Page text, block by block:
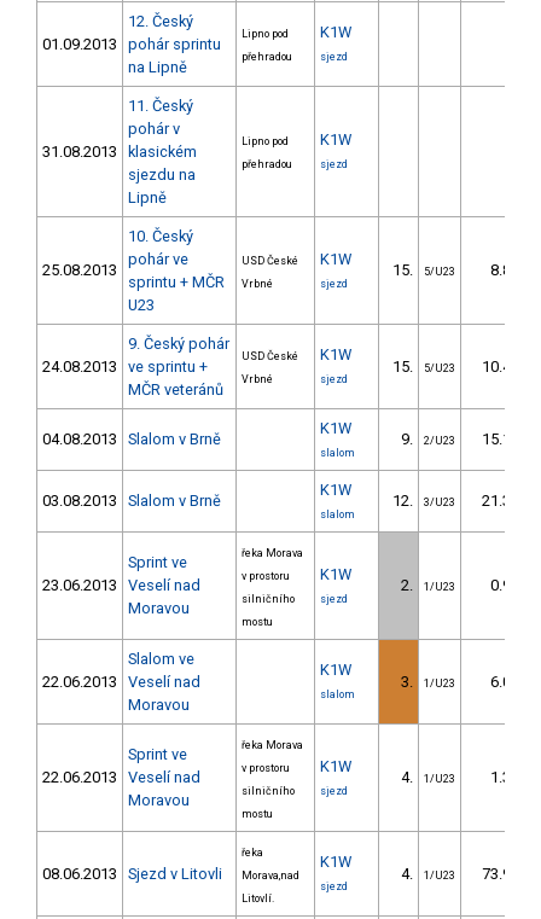
01.09.2013
12. Český
pohár sprintu
na Lipně
Lipno pod
přehradou
K1W
sjezd
31.08.2013
11. Český
pohár v
klasickém
sjezdu na
Lipně
Lipno pod
přehradou
K1W
sjezd
25.08.2013
10. Český
pohár ve
sprintu + MČR
U23
USD České
Vrbné
K1W
sjezd
15. 5/U23 8.85
24.08.2013
9. Český pohár
ve sprintu +
MČR veteránů
USD České
Vrbné
K1W
sjezd
15. 5/U23 10.42
04.08.2013 Slalom v Brně
K1W
slalom
9. 2/U23 15.10
03.08.2013 Slalom v Brně
K1W
slalom
12. 3/U23 21.30
23.06.2013
Sprint ve
Veselí nad
Moravou
řeka Morava
v prostoru
silničního
mostu
K1W
sjezd
2. 1/U23 0.90
22.06.2013
Slalom ve
Veselí nad
Moravou
K1W
slalom
3. 1/U23 6.00
22.06.2013
Sprint ve
Veselí nad
Moravou
řeka Morava
v prostoru
silničního
mostu
K1W
sjezd
4. 1/U23 1.30
08.06.2013 Sjezd v Litovli
řeka
Morava,nad
Litovlí.
K1W
sjezd
4. 1/U23 73.90